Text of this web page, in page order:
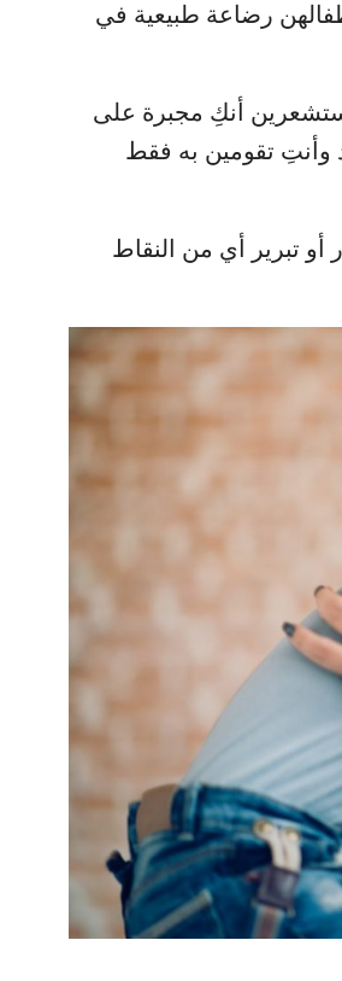
رضاعة طبيعية في
ستشعرين أنكِ مجبرة على
وأنتِ تقومين به فقط
أو تبرير أي من النقاط